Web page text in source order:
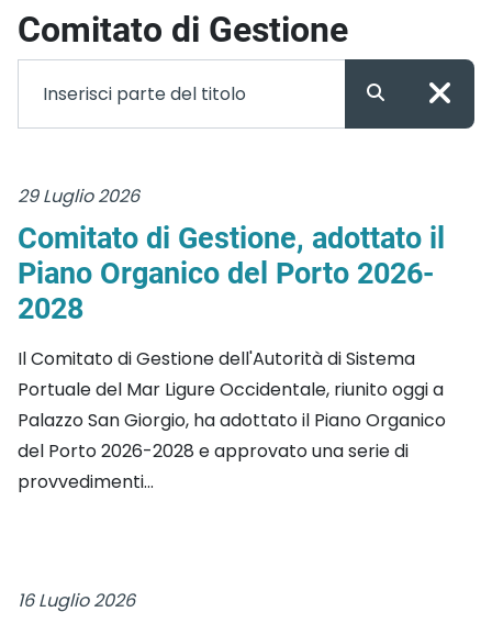
Comitato di Gestione
29 Luglio 2026
Comitato di Gestione, adottato il
Piano Organico del Porto 2026-
2028
Il Comitato di Gestione dell'Autorità di Sistema
Portuale del Mar Ligure Occidentale, riunito oggi a
Palazzo San Giorgio, ha adottato il Piano Organico
del Porto 2026-2028 e approvato una serie di
provvedimenti...
16 Luglio 2026